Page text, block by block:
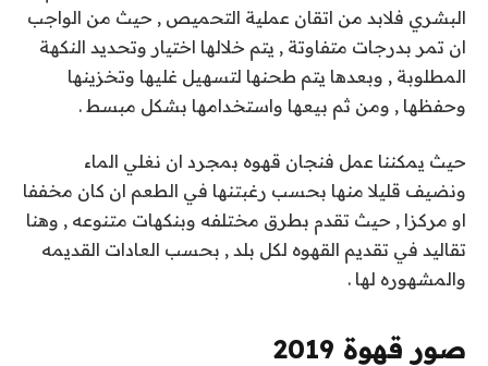
البشري فلابد من اتقان عملية التحميص , حيث من الواجب
ان تمر بدرجات متفاوتة , يتم خلالها اختيار وتحديد النكهة
المطلوبة , وبعدها يتم طحنها لتسهيل غليها وتخزينها
وحفظها , ومن ثم بيعها واستخدامها بشكل مبسط .
حيث يمكننا عمل فنجان قهوه بمجرد ان نغلي الماء
ونضيف قليلا منها بحسب رغبتنها في الطعم ان كان مخففا
او مركزا , حيث تقدم بطرق مختلفه وبنكهات متنوعه , وهنا
تقاليد في تقديم القهوه لكل بلد , بحسب العادات القديمه
والمشهوره لها .
صور قهوة 2019